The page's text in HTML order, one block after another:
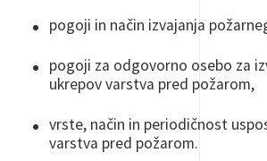
pogoji in način izvajanja
pogoji za odgovorno osebo za
ukrepov varstva pred požarom,
vrste, način in periodičnost
varstva pred požarom.